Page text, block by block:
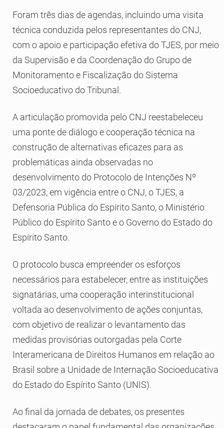
Foram três dias de agendas, incluindo uma visita
técnica conduzida pelos representantes do CNJ,
com o apoio e participação efetiva do TJES, por meio
da Supervisão e da Coordenação do Grupo de
Monitoramento e Fiscalização do Sistema
Socioeducativo do Tribunal.
A articulação promovida pelo CNJ reestabeleceu
uma ponte de diálogo e cooperação técnica na
construção de alternativas eficazes para as
problemáticas ainda observadas no
desenvolvimento do Protocolo de Intenções Nº
03/2023, em vigência entre o CNJ, o TJES, a
Defensoria Pública do Espírito Santo, o Ministério
Público do Espírito Santo e o Governo do Estado do
Espírito Santo.
O protocolo busca empreender os esforços
necessários para estabelecer, entre as instituições
signatárias, uma cooperação interinstitucional
voltada ao desenvolvimento de ações conjuntas,
com objetivo de realizar o levantamento das
medidas provisórias outorgadas pela Corte
Interamericana de Direitos Humanos em relação ao
Brasil sobre a Unidade de Internação Socioeducativa
do Estado do Espírito Santo (UNIS).
Ao final da jornada de debates, os presentes